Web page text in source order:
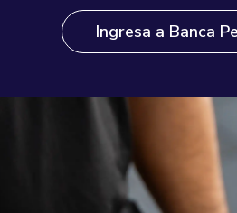
Ingresa a Banca